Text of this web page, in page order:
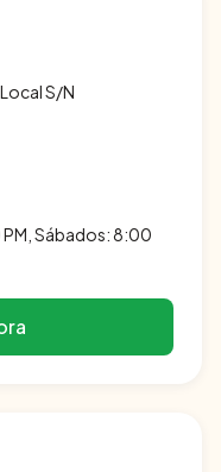
S/N
PM, Sábados: 8:00